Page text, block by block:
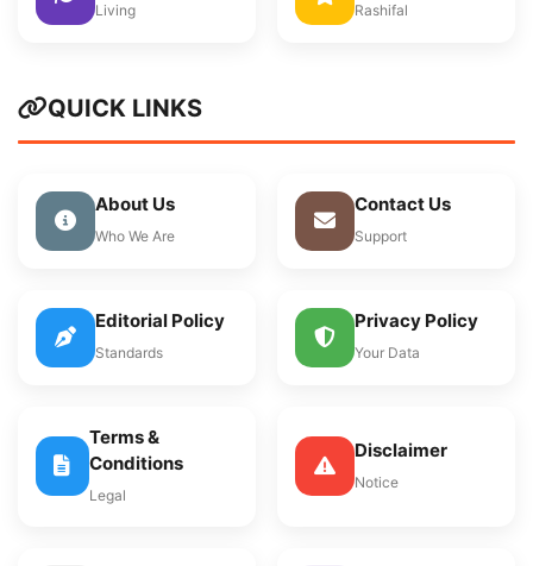
Living Rashifal
QUICK LINKS
About Us
Who We Are
Contact Us
Support
Editorial Policy
Standards
Privacy Policy
Your Data
Terms &
Conditions
Legal
Disclaimer
Notice